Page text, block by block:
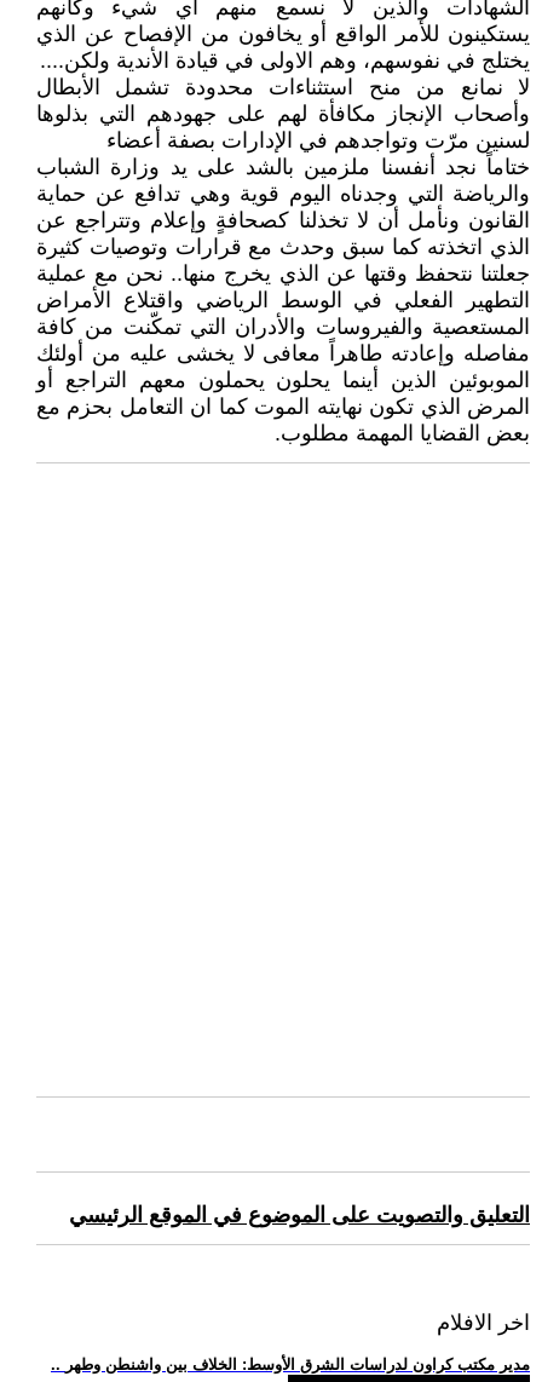
الشهادات والذين لا نسمع منهم أي شيء وكأنهم
يستكينون للأمر الواقع أو يخافون من الإفصاح عن الذي
يختلج في نفوسهم، وهم الاولى في قيادة الأندية ولكن....
لا نمانع من منح استثناءات محدودة تشمل الأبطال
وأصحاب الإنجاز مكافأة لهم على جهودهم التي بذلوها
لسنين مرّت وتواجدهم في الإدارات بصفة أعضاء
ختاماً نجد أنفسنا ملزمين بالشد على يد وزارة الشباب
والرياضة التي وجدناه اليوم قوية وهي تدافع عن حماية
القانون ونأمل أن لا تخذلنا كصحافةٍ وإعلام وتتراجع عن
الذي اتخذته كما سبق وحدث مع قرارات وتوصيات كثيرة
جعلتنا نتحفظ وقتها عن الذي يخرج منها.. نحن مع عملية
التطهير الفعلي في الوسط الرياضي واقتلاع الأمراض
المستعصية والفيروسات والأدران التي تمكّنت من كافة
مفاصله وإعادته طاهراً معافى لا يخشى عليه من أولئك
الموبوئين الذين أينما يحلون يحملون معهم التراجع أو
المرض الذي تكون نهايته الموت كما ان التعامل بحزم مع
بعض القضايا المهمة مطلوب.
التعليق والتصويت على الموضوع في الموقع الرئيسي
اخر الافلام
.. مدير مكتب كراون لدراسات الشرق الأوسط: الخلاف بين واشنطن وطهر